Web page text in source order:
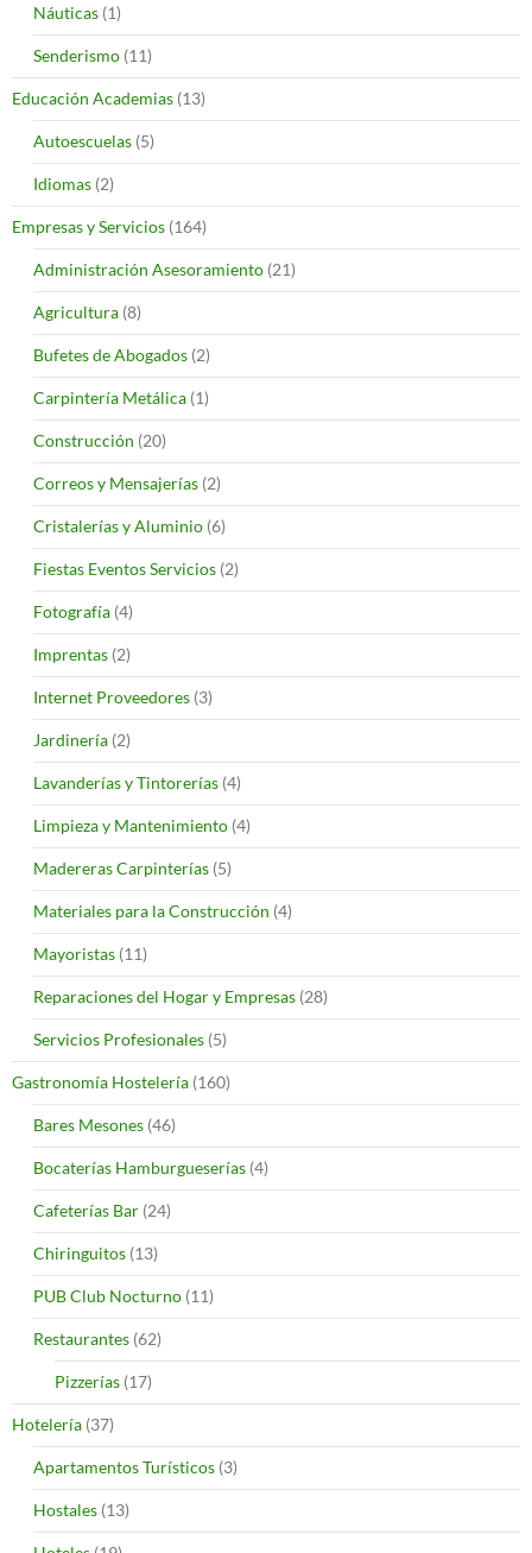
Náuticas (1)
Senderismo (11)
Educación Academias (13)
Autoescuelas (5)
Idiomas (2)
Empresas y Servicios (164)
Administración Asesoramiento (21)
Agricultura (8)
Bufetes de Abogados (2)
Carpintería Metálica (1)
Construcción (20)
Correos y Mensajerías (2)
Cristalerías y Aluminio (6)
Fiestas Eventos Servicios (2)
Fotografía (4)
Imprentas (2)
Internet Proveedores (3)
Jardinería (2)
Lavanderías y Tintorerías (4)
Limpieza y Mantenimiento (4)
Madereras Carpinterías (5)
Materiales para la Construcción (4)
Mayoristas (11)
Reparaciones del Hogar y Empresas (28)
Servicios Profesionales (5)
Gastronomía Hostelería (160)
Bares Mesones (46)
Bocaterías Hamburgueserías (4)
Cafeterías Bar (24)
Chiringuitos (13)
PUB Club Nocturno (11)
Restaurantes (62)
Pizzerías (17)
Hotelería (37)
Apartamentos Turísticos (3)
Hostales (13)